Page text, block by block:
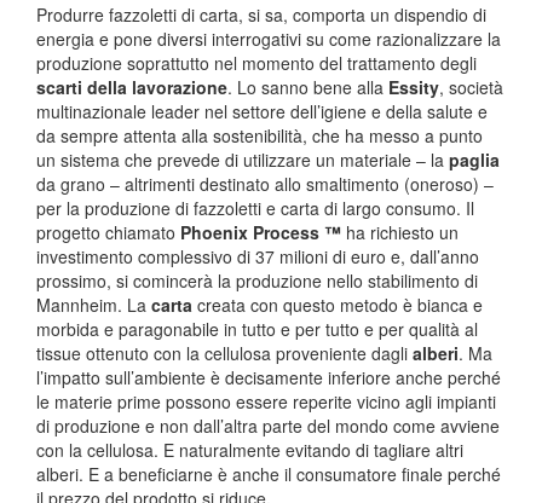
Produrre fazzoletti di carta, si sa, comporta un dispendio di
energia e pone diversi interrogativi su come razionalizzare la
produzione soprattutto nel momento del trattamento degli
scarti della lavorazione. Lo sanno bene alla Essity, società
multinazionale leader nel settore dell’igiene e della salute e
da sempre attenta alla sostenibilità, che ha messo a punto
un sistema che prevede di utilizzare un materiale – la paglia
da grano – altrimenti destinato allo smaltimento (oneroso) –
per la produzione di fazzoletti e carta di largo consumo. Il
progetto chiamato Phoenix Process ™ ha richiesto un
investimento complessivo di 37 milioni di euro e, dall’anno
prossimo, si comincerà la produzione nello stabilimento di
Mannheim. La carta creata con questo metodo è bianca e
morbida e paragonabile in tutto e per tutto e per qualità al
tissue ottenuto con la cellulosa proveniente dagli alberi. Ma
l’impatto sull’ambiente è decisamente inferiore anche perché
le materie prime possono essere reperite vicino agli impianti
di produzione e non dall’altra parte del mondo come avviene
con la cellulosa. E naturalmente evitando di tagliare altri
alberi. E a beneficiarne è anche il consumatore finale perché
il prezzo del prodotto si riduce.